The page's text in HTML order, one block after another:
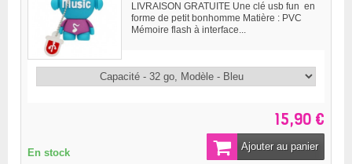
LIVRAISON GRATUITE Une clé usb fun en
forme de petit bonhomme Matière : PVC
Mémoire flash à interface...
15,90 €
En stock
Ajouter au panier